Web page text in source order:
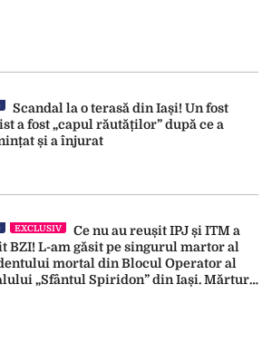
Scandal la o terasă din Iași! Un fost
a fost „capul răutăților” după ce a
și a înjurat
EXCLUSIV
Ce nu au reușit IPJ și ITM a
BZI! L-am găsit pe singurul martor al
mortal din Blocul Operator al
„Sfântul Spiridon” din Iași. Mărturii